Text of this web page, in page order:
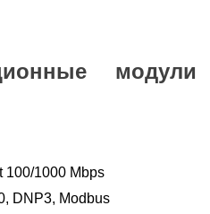
модули
1000 Mbps
DNP3, Modbus